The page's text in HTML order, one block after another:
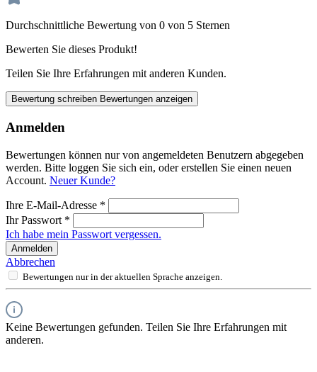
Durchschnittliche Bewertung von 0 von 5 Sternen
Bewerten Sie dieses Produkt!
Teilen Sie Ihre Erfahrungen mit anderen Kunden.
Bewertung schreiben Bewertungen anzeigen
Anmelden
Bewertungen können nur von angemeldeten Benutzern abgegeben
werden. Bitte loggen Sie sich ein, oder erstellen Sie einen neuen
Account. Neuer Kunde?
Ihre E-Mail-Adresse *
Ihr Passwort *
Ich habe mein Passwort vergessen.
Anmelden
Abbrechen
Bewertungen nur in der aktuellen Sprache anzeigen.
Keine Bewertungen gefunden. Teilen Sie Ihre Erfahrungen mit
anderen.